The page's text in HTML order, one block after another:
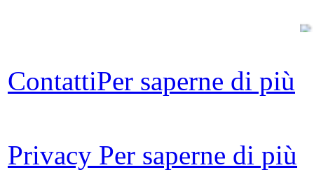
ContattiPer saperne di più
Privacy Per saperne di più